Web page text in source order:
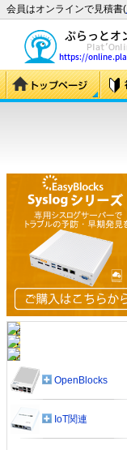
会員はオンラインで見積書(
OpenBlocks
IoT関連